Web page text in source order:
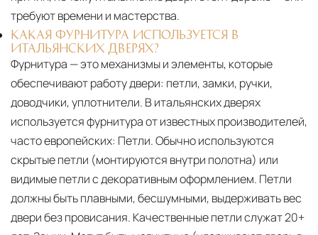
требуют времени и мастерства.
КАКАЯ ФУРНИТУРА ИСПОЛЬЗУЕТСЯ В
ИТАЛЬЯНСКИХ ДВЕРЯХ?
Фурнитура — это механизмы и элементы, которые
обеспечивают работу двери: петли, замки, ручки,
доводчики, уплотнители. В итальянских дверях
используется фурнитура от известных производителей,
часто европейских: Петли. Обычно используются
скрытые петли (монтируются внутри полотна) или
видимые петли с декоративным оформлением. Петли
должны быть плавными, бесшумными, выдерживать вес
двери без провисания. Качественные петли служат 20+